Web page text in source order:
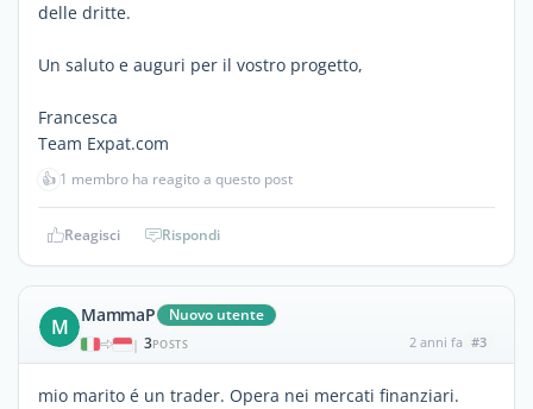
delle dritte.
Un saluto e auguri per il vostro progetto,
Francesca
Team Expat.com
👍 1 membro ha reagito a questo post
Reagisci Rispondi
M MammaP Nuovo utente
| 3POSTS 2 anni fa #3
mio marito é un trader. Opera nei mercati finanziari.